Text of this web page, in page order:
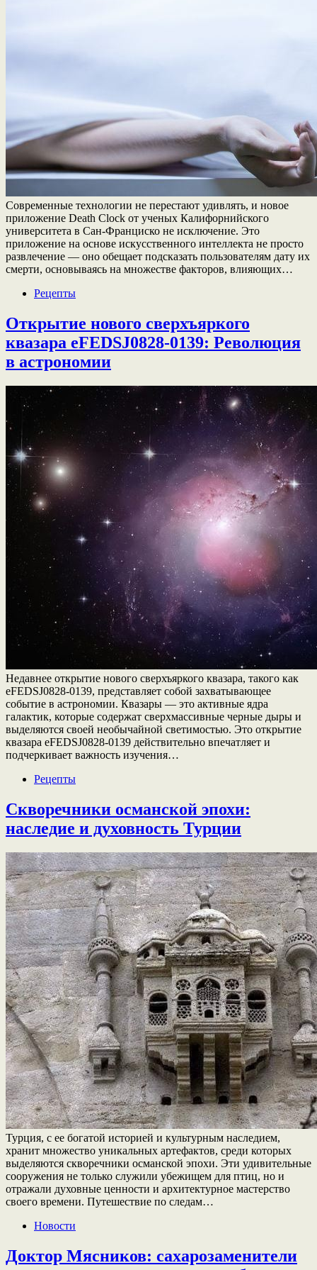
Современные технологии не перестают удивлять, и новое
приложение Death Clock от ученых Калифорнийского
университета в Сан-Франциско не исключение. Это
приложение на основе искусственного интеллекта не просто
развлечение — оно обещает подсказать пользователям дату их
смерти, основываясь на множестве факторов, влияющих…
Рецепты
Открытие нового сверхъяркого
квазара eFEDSJ0828-0139: Революция
в астрономии
Недавнее открытие нового сверхъяркого квазара, такого как
eFEDSJ0828-0139, представляет собой захватывающее
событие в астрономии. Квазары — это активные ядра
галактик, которые содержат сверхмассивные черные дыры и
выделяются своей необычайной светимостью. Это открытие
квазара eFEDSJ0828-0139 действительно впечатляет и
подчеркивает важность изучения…
Рецепты
Скворечники османской эпохи:
наследие и духовность Турции
Турция, с ее богатой историей и культурным наследием,
хранит множество уникальных артефактов, среди которых
выделяются скворечники османской эпохи. Эти удивительные
сооружения не только служили убежищем для птиц, но и
отражали духовные ценности и архитектурное мастерство
своего времени. Путешествие по следам…
Новости
Доктор Мясников: сахарозаменители